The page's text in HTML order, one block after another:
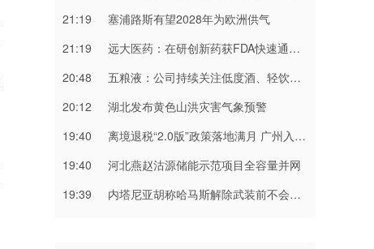
21:19
塞浦路斯有望2028年为欧洲供气
21:19
远大医药：在研创新药获FDA快速通道认定
20:48
五粮液：公司持续关注低度酒、轻饮酒类的市场消费趋势
20:12
湖北发布黄色山洪灾害气象预警
19:40
离境退税“2.0版”政策落地满月 广州入境消费持续升温
19:40
河北燕赵沽源储能示范项目全容量并网
19:39
内塔尼亚胡称哈马斯解除武装前不会从加沙撤军